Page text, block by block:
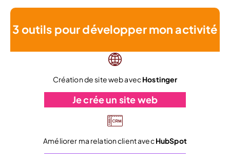
3 outils pour développer mon activité
Création de site web avecHostinger
Je crée un site web
Améliorer ma relation client avecHubSpot